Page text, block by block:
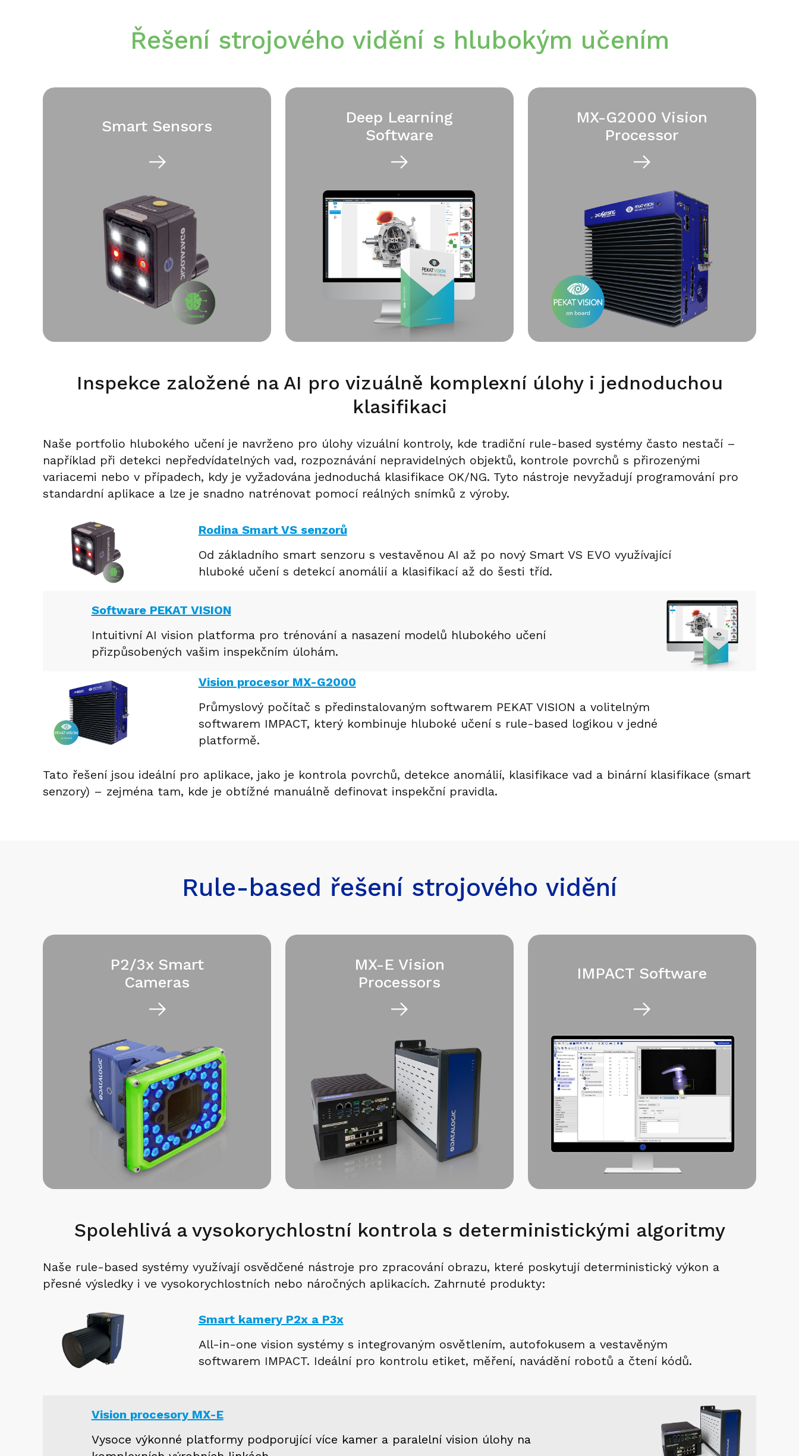
Řešení strojového vidění s hlubokým učením
Smart Sensors
Deep Learning
Software
MX-G2000 Vision
Processor
Inspekce založené na AI pro vizuálně komplexní úlohy i jednoduchou
klasifikaci
Naše portfolio hlubokého učení je navrženo pro úlohy vizuální kontroly, kde tradiční rule-based systémy často nestačí –
například při detekci nepředvídatelných vad, rozpoznávání nepravidelných objektů, kontrole povrchů s přirozenými
variacemi nebo v případech, kdy je vyžadována jednoduchá klasifikace OK/NG. Tyto nástroje nevyžadují programování pro
standardní aplikace a lze je snadno natrénovat pomocí reálných snímků z výroby.
Rodina Smart VS senzorů
Od základního smart senzoru s vestavěnou AI až po nový Smart VS EVO využívající
hluboké učení s detekcí anomálií a klasifikací až do šesti tříd.
Software PEKAT VISION
Intuitivní AI vision platforma pro trénování a nasazení modelů hlubokého učení
přizpůsobených vašim inspekčním úlohám.
Vision procesor MX-G2000
Průmyslový počítač s předinstalovaným softwarem PEKAT VISION a volitelným
softwarem IMPACT, který kombinuje hluboké učení s rule-based logikou v jedné
platformě.
Tato řešení jsou ideální pro aplikace, jako je kontrola povrchů, detekce anomálií, klasifikace vad a binární klasifikace (smart
senzory) – zejména tam, kde je obtížné manuálně definovat inspekční pravidla.
Rule-based řešení strojového vidění
P2/3x Smart
Cameras
MX-E Vision
Processors
IMPACT Software
Spolehlivá a vysokorychlostní kontrola s deterministickými algoritmy
Naše rule-based systémy využívají osvědčené nástroje pro zpracování obrazu, které poskytují deterministický výkon a
přesné výsledky i ve vysokorychlostních nebo náročných aplikacích. Zahrnuté produkty:
Smart kamery P2x a P3x
All-in-one vision systémy s integrovaným osvětlením, autofokusem a vestavěným
softwarem IMPACT. Ideální pro kontrolu etiket, měření, navádění robotů a čtení kódů.
Vision procesory MX-E
Vysoce výkonné platformy podporující více kamer a paralelní vision úlohy na